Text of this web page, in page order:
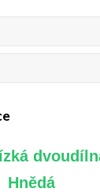
Hnědá